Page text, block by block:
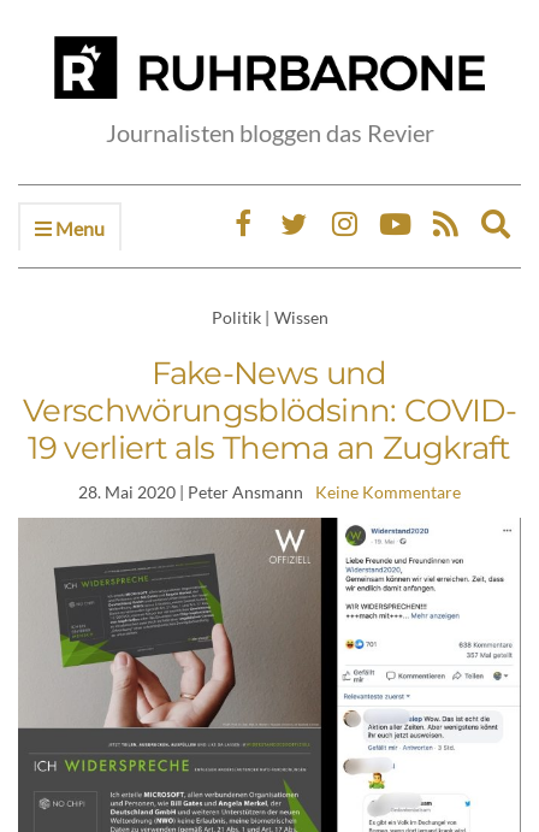
Journalisten bloggen das Revier
Menu
Politik | Wissen
Fake-News und
Verschwörungsblödsinn: COVID-
19 verliert als Thema an Zugkraft
28. Mai 2020 | Peter Ansmann Keine Kommentare